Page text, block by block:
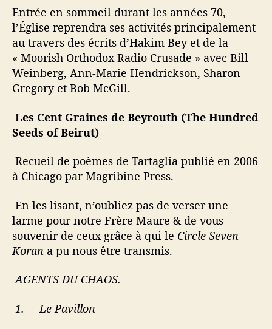
Entrée en sommeil durant les années 70,
l’Église reprendra ses activités principalement
au travers des écrits d’Hakim Bey et de la
« Moorish Orthodox Radio Crusade » avec Bill
Weinberg, Ann-Marie Hendrickson, Sharon
Gregory et Bob McGill.
Les Cent Graines de Beyrouth (The Hundred
Seeds of Beirut)
Recueil de poèmes de Tartaglia publié en 2006
à Chicago par Magribine Press.
En les lisant, n’oubliez pas de verser une
larme pour notre Frère Maure & de vous
souvenir de ceux grâce à qui le Circle Seven
Koran a pu nous être transmis.
AGENTS DU CHAOS.
1. Le Pavillon